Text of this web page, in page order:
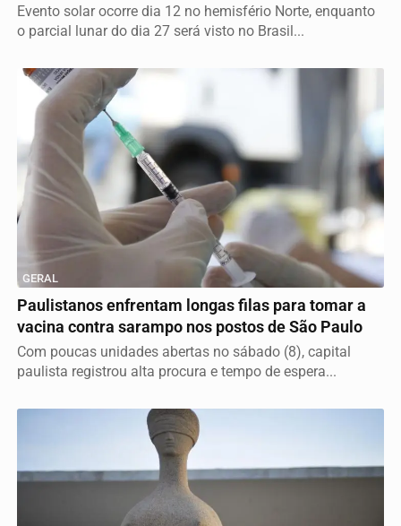
Evento solar ocorre dia 12 no hemisfério Norte, enquanto
o parcial lunar do dia 27 será visto no Brasil...
GERAL
Paulistanos enfrentam longas filas para tomar a
vacina contra sarampo nos postos de São Paulo
Com poucas unidades abertas no sábado (8), capital
paulista registrou alta procura e tempo de espera...